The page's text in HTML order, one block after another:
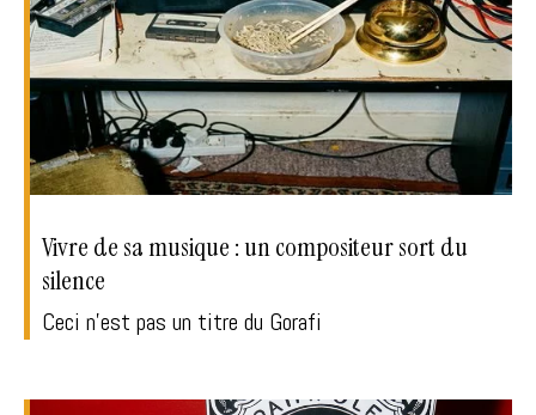
Vivre de sa musique : un compositeur sort du
silence
Ceci n'est pas un titre du Gorafi